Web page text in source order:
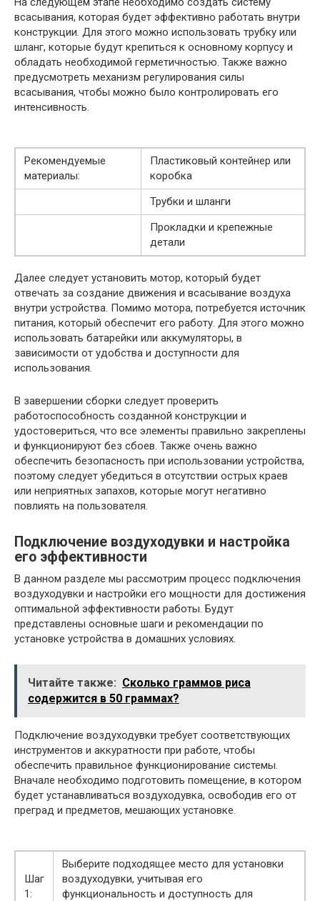
всасывания, которая будет эффективно работать внутри
конструкции. Для этого можно использовать трубку или
шланг, которые будут крепиться к основному корпусу и
обладать необходимой герметичностью. Также важно
предусмотреть механизм регулирования силы
всасывания, чтобы можно было контролировать его
интенсивность.
Рекомендуемые
материалы:
Пластиковый контейнер или
коробка
Трубки и шланги
Прокладки и крепежные
детали
Далее следует установить мотор, который будет
отвечать за создание движения и всасывание воздуха
внутри устройства. Помимо мотора, потребуется источник
питания, который обеспечит его работу. Для этого можно
использовать батарейки или аккумуляторы, в
зависимости от удобства и доступности для
использования.
В завершении сборки следует проверить
работоспособность созданной конструкции и
удостовериться, что все элементы правильно закреплены
и функционируют без сбоев. Также очень важно
обеспечить безопасность при использовании устройства,
поэтому следует убедиться в отсутствии острых краев
или неприятных запахов, которые могут негативно
повлиять на пользователя.
Подключение воздуходувки и настройка
его эффективности
В данном разделе мы рассмотрим процесс подключения
воздуходувки и настройки его мощности для достижения
оптимальной эффективности работы. Будут
представлены основные шаги и рекомендации по
установке устройства в домашних условиях.
Читайте также: Сколько граммов риса
содержится в 50 граммах?
Подключение воздуходувки требует соответствующих
инструментов и аккуратности при работе, чтобы
обеспечить правильное функционирование системы.
Вначале необходимо подготовить помещение, в котором
будет устанавливаться воздуходувка, освободив его от
преград и предметов, мешающих установке.
Шаг
1:
Выберите подходящее место для установки
воздуходувки, учитывая его
функциональность и доступность для